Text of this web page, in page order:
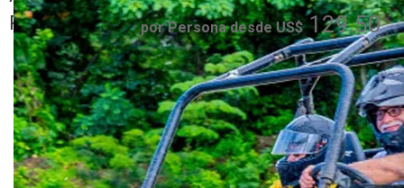
Romana
Plata, Sosua,
Cofresi - Maimon
por Persona desde US$129.50